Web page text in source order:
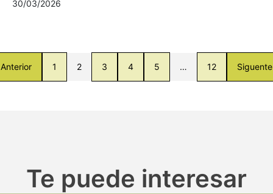
30/03/2026
Anterior 1 2 3 4 5 … 12 Siguente
Te puede interesar